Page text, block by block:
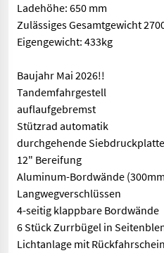
Ladehöhe: 650 mm
Zulässiges Gesamtgewicht
Eigengewicht: 433kg
Baujahr Mai 2026!!
Tandemfahrgestell
auflaufgebremst
Stützrad automatik
durchgehende Siebdruckplatte
12" Bereifung
Aluminum-Bordwände
Langwegverschlüssen
4-seitig klappbare Bordwände
6 Stück Zurrbügel in
Lichtanlage mit